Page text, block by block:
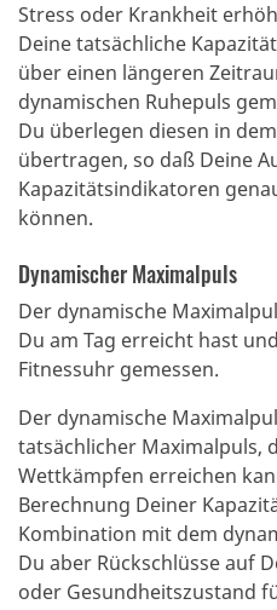
Stress oder Krankheit
Deine tatsächliche
über einen längeren
dynamischen Ruhepuls
Du überlegen diesen in
übertragen, so daß Deine
Kapazitätsindikatoren
können.
Dynamischer Maximalpuls
Der dynamische
Du am Tag erreicht hast
Fitnessuhr gemessen.
Der dynamische
tatsächlicher Maximalpuls,
Wettkämpfen erreichen
Berechnung Deiner
Kombination mit dem
Du aber Rückschlüsse auf
oder Gesundheitszustand